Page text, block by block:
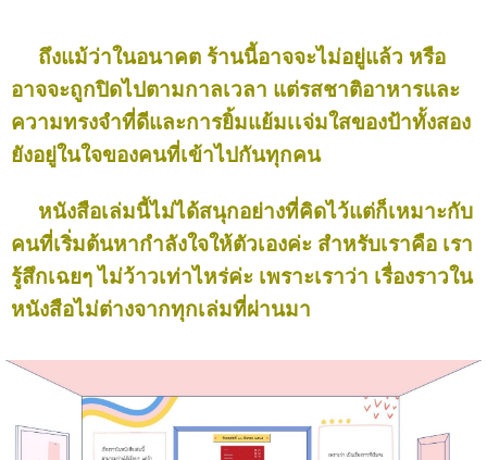
ถึงแม้ว่าในอนาคต ร้านนี้อาจจะไม่อยู่แล้ว หรือ
อาจจะถูกปิดไปตามกาลเวลา แต่รสชาติอาหารและ
ความทรงจำที่ดีและการยิ้มแย้มเเจ่มใสของป้าทั้งสอง
ยังอยู่ในใจของคนที่เข้าไปกันทุกคน
หนังสือเล่มนี้ไม่ได้สนุกอย่างที่คิดไว้แต่ก็เหมาะกับ
คนที่เริ่มต้นหากำลังใจให้ตัวเองค่ะ สำหรับเราคือ เรา
รู้สึกเฉยๆ ไม่ว้าวเท่าไหร่ค่ะ เพราะเราว่า เรื่องราวใน
หนังสือไม่ต่างจากทุกเล่มที่ผ่านมา